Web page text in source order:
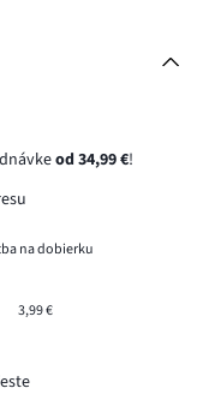
od 34,99 €!
na dobierku
3,99 €